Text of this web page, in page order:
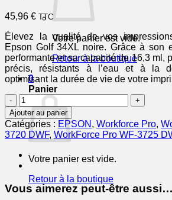
Votre panier est vide.
Retour à la boutique
0
Panier
Votre panier est vide.
Retour à la boutique
45,96 € TTC
Élevez la qualité de vos
Epson Golf 34XL noire. Grâce à son
performante et sa capacité de 16,3 ml,
précis, résistants à l’eau et à la
optimisant la durée de vie de votre
quantité
de
EPSON
Cartouche
Golf
34XL
Encre
Durabrite
Noir
16,3ml
Ajouter au panier
Catégories : EPSON , Workforce Pro,
3720 DWF, WorkForce Pro WF-3725
Vous aimerez peut-être aussi…